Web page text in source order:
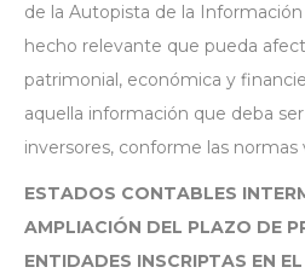
de la Autopista de la
hecho relevante que pueda
patrimonial, económica y
aquella información que deba
inversores, conforme las normas
ESTADOS CONTABLES
AMPLIACIÓN DEL PLAZO DE
ENTIDADES INSCRIPTAS EN